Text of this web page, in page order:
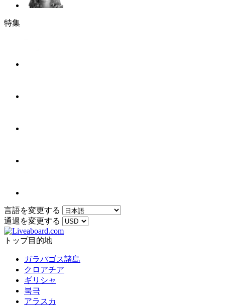
特集
言語を変更する
通過を変更する
トップ目的地
ガラパゴス諸島
クロアチア
ギリシャ
북극
アラスカ